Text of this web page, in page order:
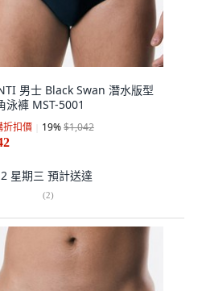
男士 Black Swan 潛水版型
泳褲 MST-5001
折扣價 19%$1,042
星期三 預計送達
(2)